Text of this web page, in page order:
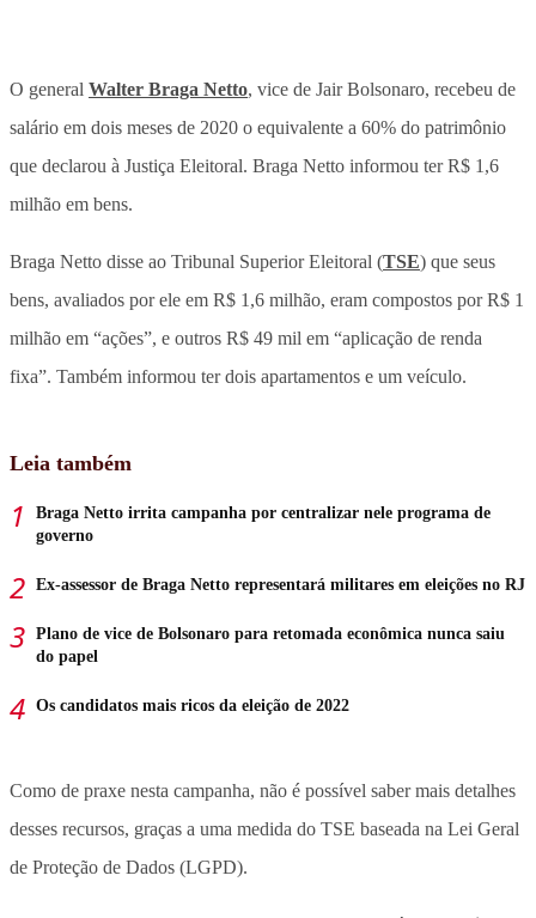
O general Walter Braga Netto, vice de Jair Bolsonaro, recebeu de
salário em dois meses de 2020 o equivalente a 60% do patrimônio
que declarou à Justiça Eleitoral. Braga Netto informou ter R$ 1,6
milhão em bens.
Braga Netto disse ao Tribunal Superior Eleitoral (TSE) que seus
bens, avaliados por ele em R$ 1,6 milhão, eram compostos por R$ 1
milhão em “ações”, e outros R$ 49 mil em “aplicação de renda
fixa”. Também informou ter dois apartamentos e um veículo.
Leia também
Braga Netto irrita campanha por centralizar nele programa de
governo
Ex-assessor de Braga Netto representará militares em eleições no RJ
Plano de vice de Bolsonaro para retomada econômica nunca saiu
do papel
Os candidatos mais ricos da eleição de 2022
Como de praxe nesta campanha, não é possível saber mais detalhes
desses recursos, graças a uma medida do TSE baseada na Lei Geral
de Proteção de Dados (LGPD).